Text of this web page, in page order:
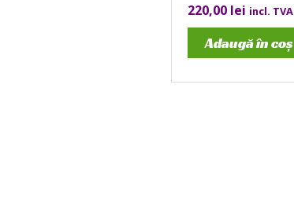
220,00 lei incl. TVA
Adaugă în coș